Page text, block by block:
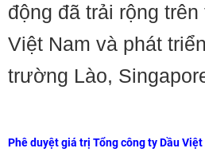
động đã trải rộng
Việt Nam và phát
trường Lào,
Phê duyệt giá trị Tổng công ty Dầu Việt